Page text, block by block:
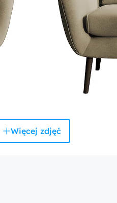
Więcej zdjęć